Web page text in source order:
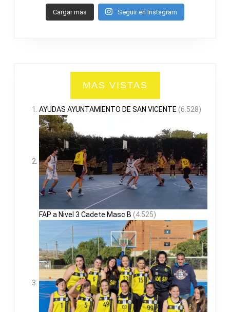
Cargar mas Seguir en Instagram
MAS VISTAS
AYUDAS AYUNTAMIENTO DE SAN VICENTE (6.528)
FAP a Nivel 3 Cadete Masc B (4.525)